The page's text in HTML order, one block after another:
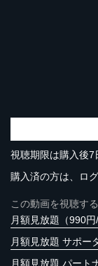
視聴期限は購入後7
購入済の方は、ロ
この動画を視聴す
月額見放題（990円/
月額見放題 サポー
月額見放題 パート